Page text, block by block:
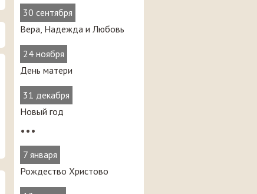
30 сентября
Вера, Надежда и Любовь
24 ноября
День матери
31 декабря
Новый год
•••
7 января
Рождество Христово